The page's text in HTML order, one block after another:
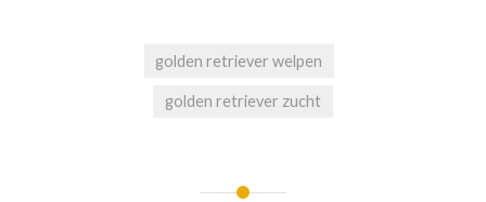
golden retriever welpen
golden retriever zucht